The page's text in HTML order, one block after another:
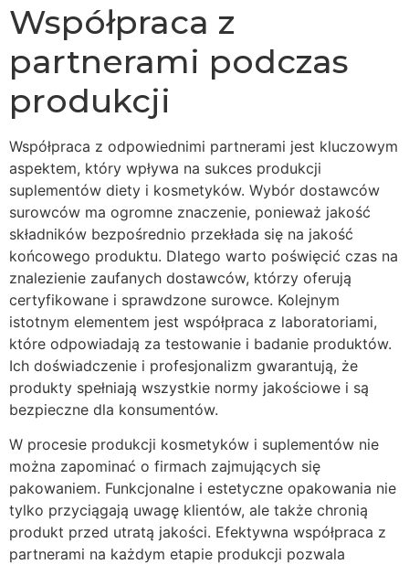
Współpraca z
partnerami podczas
produkcji
Współpraca z odpowiednimi partnerami jest kluczowym
aspektem, który wpływa na sukces produkcji
suplementów diety i kosmetyków. Wybór dostawców
surowców ma ogromne znaczenie, ponieważ jakość
składników bezpośrednio przekłada się na jakość
końcowego produktu. Dlatego warto poświęcić czas na
znalezienie zaufanych dostawców, którzy oferują
certyfikowane i sprawdzone surowce. Kolejnym
istotnym elementem jest współpraca z laboratoriami,
które odpowiadają za testowanie i badanie produktów.
Ich doświadczenie i profesjonalizm gwarantują, że
produkty spełniają wszystkie normy jakościowe i są
bezpieczne dla konsumentów.
W procesie produkcji kosmetyków i suplementów nie
można zapominać o firmach zajmujących się
pakowaniem. Funkcjonalne i estetyczne opakowania nie
tylko przyciągają uwagę klientów, ale także chronią
produkt przed utratą jakości. Efektywna współpraca z
partnerami na każdym etapie produkcji pozwala